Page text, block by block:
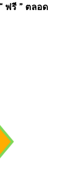
รี ” ตลอด